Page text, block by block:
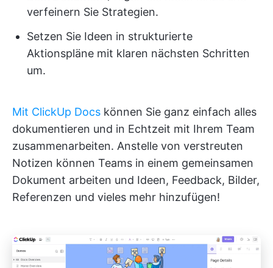
verfeinern Sie Strategien.
Setzen Sie Ideen in strukturierte
Aktionspläne mit klaren nächsten Schritten
um.
Mit ClickUp Docs können Sie ganz einfach alles
dokumentieren und in Echtzeit mit Ihrem Team
zusammenarbeiten. Anstelle von verstreuten
Notizen können Teams in einem gemeinsamen
Dokument arbeiten und Ideen, Feedback, Bilder,
Referenzen und vieles mehr hinzufügen!